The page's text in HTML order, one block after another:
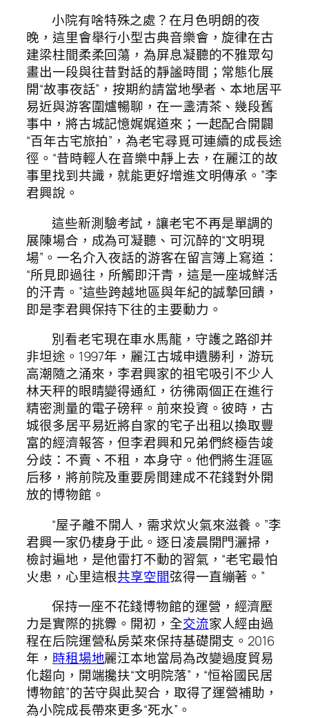
小院有啥特殊之處？在月色明朗的夜
晚，這里會舉行小型古典音樂會，旋律在古
建梁柱間柔柔回蕩，為屏息凝聽的不雅眾勾
畫出一段與往昔對話的靜謐時間；常態化展
開“故事夜話”，按期約請當地學者、本地居平
易近與游客圍爐暢聊，在一盞清茶、幾段舊
事中，將古城記憶娓娓道來；一起配合開闢
“百年古宅旅拍”，為老宅尋覓可連續的成長途
徑。“昔時輕人在音樂中靜上去，在麗江的故
事里找到共識，就能更好增進文明傳承。”李
君興說。
這些新測驗考試，讓老宅不再是單調的
展陳場合，成為可凝聽、可沉醉的“文明現
場”。一名介入夜話的游客在留言簿上寫道：
“所見即過往，所觸即汗青，這是一座城鮮活
的汗青。”這些跨越地區與年紀的誠摯回饋，
即是李君興保持下往的主要動力。
別看老宅現在車水馬龍，守護之路卻并
非坦途。1997年，麗江古城申遺勝利，游玩
高潮隨之涌來，李君興家的祖宅吸引不少人
林天秤的眼睛變得通紅，彷彿兩個正在進行
精密測量的電子磅秤。前來投資。彼時，古
城很多居平易近將自家的宅子出租以換取豐
富的經濟報答，但李君興和兄弟們終極告竣
分歧：不賣、不租，本身守。他們將生涯區
后移，將前院及重要房間建成不花錢對外開
放的博物館。
“屋子離不開人，需求炊火氣來滋養。”李
君興一家仍棲身于此。逐日凌晨開門灑掃，
檢討遍地，是他雷打不動的習氣，“老宅最怕
火患，心里這根共享空間弦得一直繃著。”
保持一座不花錢博物館的運營，經濟壓
力是實際的挑釁。開初，全交流家人經由過
程在后院運營私房菜來保持基礎開支。2016
年， 時租場地麗江本地當局為改變過度貿易
化趨向，開端攙扶“文明院落”，“恒裕國民居
博物館”的苦守與此契合，取得了運營補助，
為小院成長帶來更多“死水”。